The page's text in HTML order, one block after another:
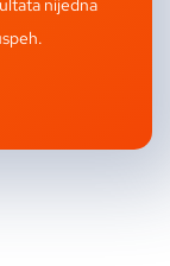
nijedna